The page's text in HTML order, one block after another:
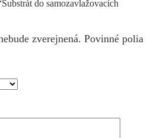
do samozavlažovacích
zverejnená. Povinné polia